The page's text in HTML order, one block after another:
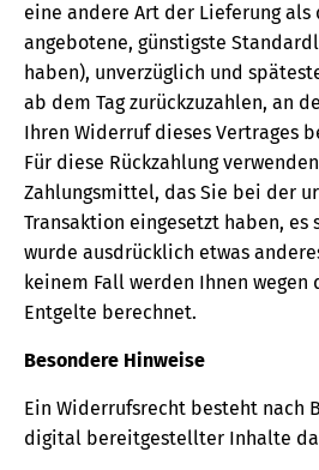
eine andere Art der Lieferung als
angebotene, günstigste
haben), unverzüglich und
ab dem Tag zurückzuzahlen, an
Ihren Widerruf dieses Vertrages
Für diese Rückzahlung
Zahlungsmittel, das Sie bei der
Transaktion eingesetzt haben, es
wurde ausdrücklich etwas
keinem Fall werden Ihnen wegen
Entgelte berechnet.
Besondere Hinweise
Ein Widerrufsrecht besteht nach
digital bereitgestellter Inhalte